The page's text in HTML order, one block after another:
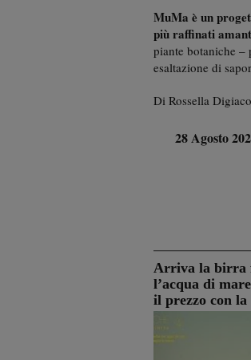
MuMa è un
più raffinati
piante botaniche –
esaltazione di
Di Rossella
28 Agosto
Arriva la birra
l’acqua di
il prezzo con la